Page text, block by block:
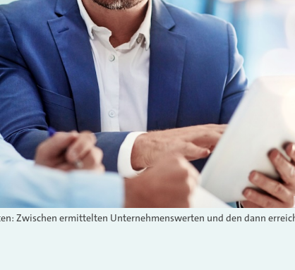
Zwischen ermittelten Unternehmenswerten und den dann